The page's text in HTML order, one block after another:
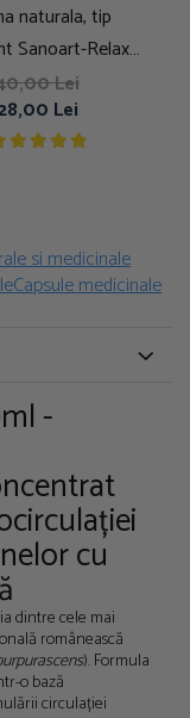
naturala, tip
Sanoart-Relax
veche
- oase si
articulatii
Lei
Lei
si medicinale
Capsule medicinale
-
cu
dintre cele mai
românească
). Formula
o bază
circulației